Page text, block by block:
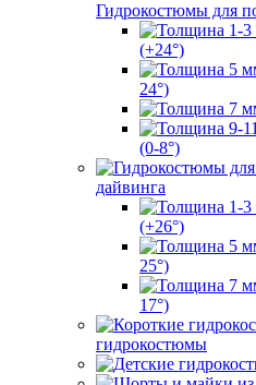
Гидрокостюмы для
(+24°)
24°)
(0-8°)
дайвинга
(+26°)
25°)
17°)
гидрокостюмы